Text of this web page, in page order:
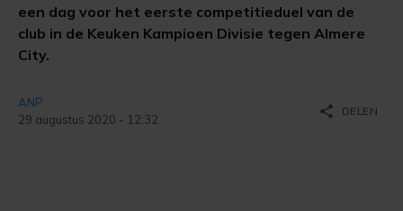
een dag voor het eerste competitieduel van de
club in de Keuken Kampioen Divisie tegen Almere
City.
ANP
29 augustus 2020 - 12:32
share DELEN